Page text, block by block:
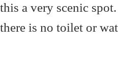
this a very scenic
there is no toilet or